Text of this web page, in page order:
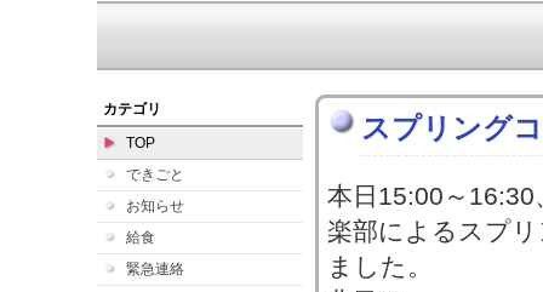
カテゴリ
TOP
できごと
お知らせ
給食
緊急連絡
スプリング
本日15:00～
楽部によるスプ
ました。